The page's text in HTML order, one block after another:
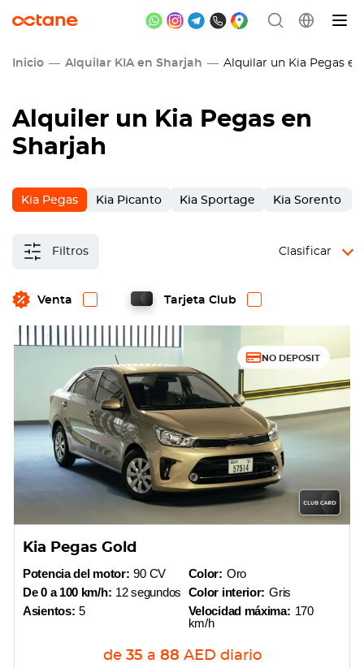
Inicio Alquilar KIA en Sharjah Alquilar un Kia Pegas en
Alquiler un Kia Pegas en
Sharjah
Kia Pegas Kia Picanto Kia Sportage Kia Sorento
Filtros
Venta Tarjeta Club
Clasificar
NO DEPOSIT
Kia Pegas Gold
Potencia del motor: 90 CV
De 0 a 100 km/h: 12 segundos
Asientos: 5
Color: Oro
Color interior: Gris
Velocidad máxima: 170
km/h
de 35 a 88 AED diario